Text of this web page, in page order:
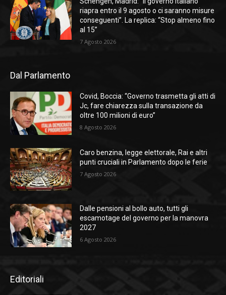
riapra entro il 9 agosto o ci saranno misure
conseguenti”. La replica: “Stop almeno fino
al 15”
7 Agosto 2026
Dal Parlamento
Covid, Boccia: “Governo trasmetta gli atti di
Jc, fare chiarezza sulla transazione da
oltre 100 milioni di euro”
8 Agosto 2026
Caro benzina, legge elettorale, Rai e altri
punti cruciali in Parlamento dopo le ferie
7 Agosto 2026
Dalle pensioni al bollo auto, tutti gli
escamotage del governo per la manovra
2027
6 Agosto 2026
Editoriali